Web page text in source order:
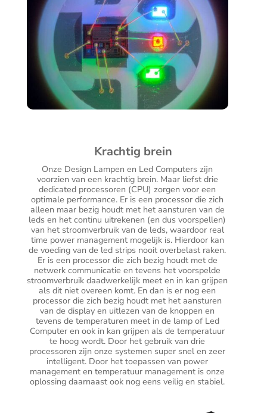
Krachtig brein
Onze Design Lampen en Led Computers zijn
voorzien van een krachtig brein. Maar liefst drie
dedicated processoren (CPU) zorgen voor een
optimale performance. Er is een processor die zich
alleen maar bezig houdt met het aansturen van de
leds en het continu uitrekenen (en dus voorspellen)
van het stroomverbruik van de leds, waardoor real
time power management mogelijk is. Hierdoor kan
de voeding van de led strips nooit overbelast raken.
Er is een processor die zich bezig houdt met de
netwerk communicatie en tevens het voorspelde
stroomverbruik daadwerkelijk meet en in kan grijpen
als dit niet overeen komt. En dan is er nog een
processor die zich bezig houdt met het aansturen
van de display en uitlezen van de knoppen en
tevens de temperaturen meet in de lamp of Led
Computer en ook in kan grijpen als de temperatuur
te hoog wordt. Door het gebruik van drie
processoren zijn onze systemen super snel en zeer
intelligent. Door het toepassen van power
management en temperatuur management is onze
oplossing daarnaast ook nog eens veilig en stabiel.